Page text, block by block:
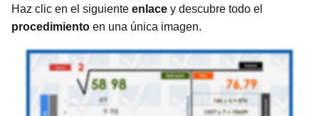
Haz clic en el siguiente enlace y descubre todo el
procedimiento en una única imagen.